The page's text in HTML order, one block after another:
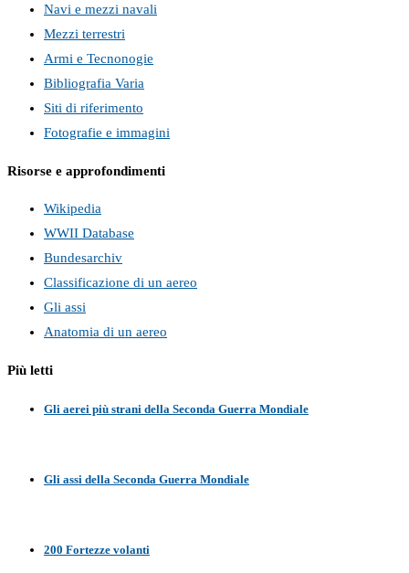
Navi e mezzi navali
Mezzi terrestri
Armi e Tecnonogie
Bibliografia Varia
Siti di riferimento
Fotografie e immagini
Risorse e approfondimenti
Wikipedia
WWII Database
Bundesarchiv
Classificazione di un aereo
Gli assi
Anatomia di un aereo
Più letti
Gli aerei più strani della Seconda Guerra Mondiale
Gli assi della Seconda Guerra Mondiale
200 Fortezze volanti